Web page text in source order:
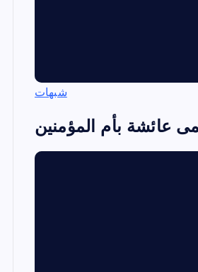
شبهات
عائشة بأم المؤمنين